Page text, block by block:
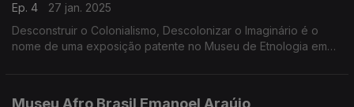
Ep. 4
27 jan. 2025
Desconstruir o Colonialismo, Descolonizar o Imaginário é o
nome de uma exposição patente no Museu de Etnologia em
Museu Afro Brasil Emanoel Araújo